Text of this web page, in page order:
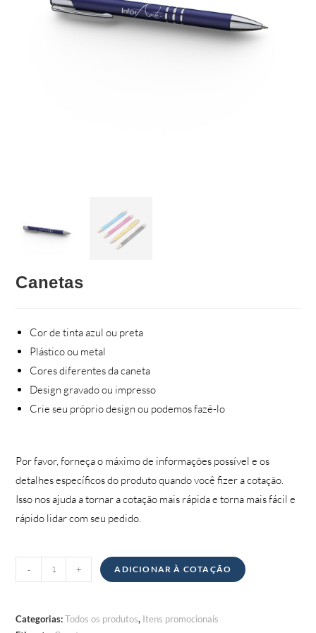
Canetas
Cor de tinta azul ou preta
Plástico ou metal
Cores diferentes da caneta
Design gravado ou impresso
Crie seu próprio design ou podemos fazê-lo
Por favor, forneça o máximo de informações possível e os
detalhes específicos do produto quando você fizer a cotação.
Isso nos ajuda a tornar a cotação mais rápida e torna mais fácil e
rápido lidar com seu pedido.
Quantidade
de
- + ADICIONAR À COTAÇÃO
Categorias:Todos os produtos, Itens promocionais